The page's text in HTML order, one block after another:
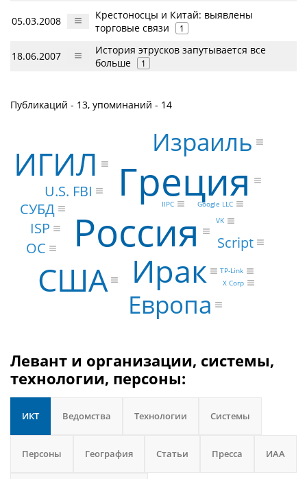
05.03.2008
Крестоносцы и Китай: выявлены
торговые связи
1
18.06.2007
История этрусков запутывается все
больше
1
Публикаций - 13, упоминаний - 14
Россия
Греция
США Ирак
ИГИЛ
Европа
Израиль
U.S. FBI
СУБД
ISP
ОС
Script
X Corp
TP-Link
VK
Google LLC
IIPC
Левант и организации, системы,
технологии, персоны:
ИКТ Ведомства Технологии Системы
Персоны География Статьи Пресса ИАА